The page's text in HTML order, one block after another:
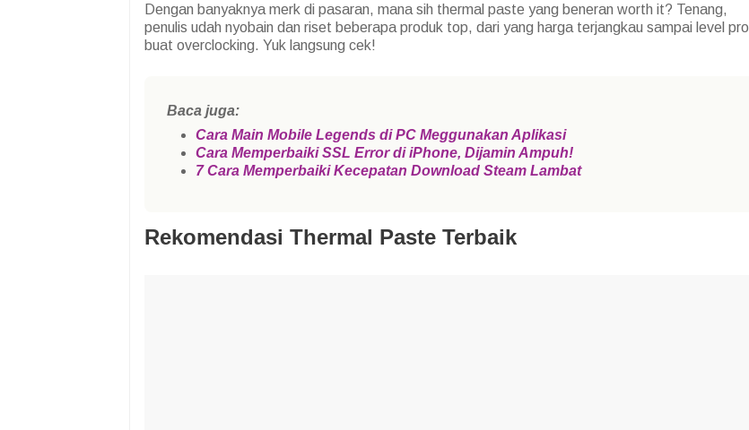
Dengan banyaknya merk di pasaran, mana sih thermal paste yang beneran worth it? Tenang,
penulis udah nyobain dan riset beberapa produk top, dari yang harga terjangkau sampai level pro
buat overclocking. Yuk langsung cek!
Baca juga:
Cara Main Mobile Legends di PC Meggunakan Aplikasi
Cara Memperbaiki SSL Error di iPhone, Dijamin Ampuh!
7 Cara Memperbaiki Kecepatan Download Steam Lambat
Rekomendasi Thermal Paste Terbaik